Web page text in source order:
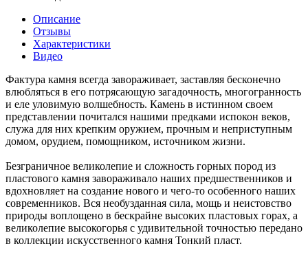
Описание
Отзывы
Характеристики
Видео
Фактура камня всегда завораживает, заставляя бесконечно
влюбляться в его потрясающую загадочность, многогранность
и еле уловимую волшебность. Камень в истинном своем
представлении почитался нашими предками испокон веков,
служа для них крепким оружием, прочным и неприступным
домом, орудием, помощником, источником жизни.
Безграничное великолепие и сложность горных пород из
пластового камня завораживало наших предшественников и
вдохновляет на создание нового и чего-то особенного наших
современников. Вся необузданная сила, мощь и неистовство
природы воплощено в бескрайне высоких пластовых горах, а
великолепие высокогорья с удивительной точностью передано
в коллекции искусственного камня Тонкий пласт.